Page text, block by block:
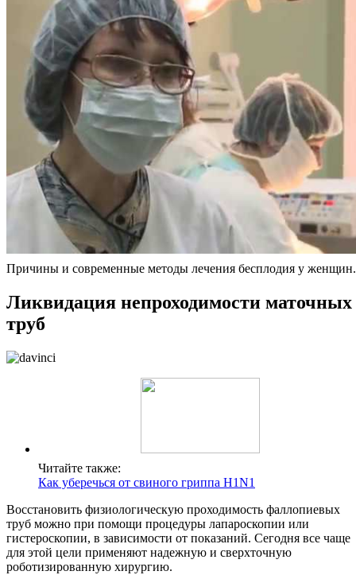
Причины и современные методы лечения бесплодия у женщин.
Ликвидация непроходимости маточных
труб
Читайте также:
Как уберечься от свиного гриппа H1N1
Восстановить физиологическую проходимость фаллопиевых
труб можно при помощи процедуры лапароскопии или
гистероскопии, в зависимости от показаний. Сегодня все чаще
для этой цели применяют надежную и сверхточную
роботизированную хирургию.